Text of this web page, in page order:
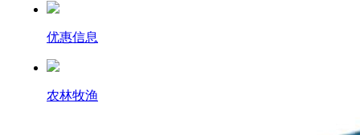
优惠信息
农林牧渔